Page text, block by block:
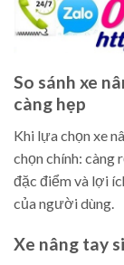
So sánh xe
càng hẹp
Khi lựa chọn xe
chọn chính: càng
đặc điểm và lợi
của người dùng.
Xe nâng tay